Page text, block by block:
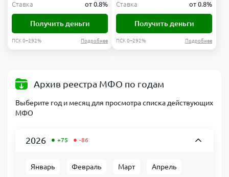
Ставка
от 0.8%
Получить деньги
ПСК 0–292% Подробнее
Ставка
от 0.8%
Получить деньги
ПСК 0–292% Подробнее
Архив реестра МФО по годам
Выберите год и месяц для просмотра списка действующих
МФО
2026 • +75 • -86
Январь Февраль Март Апрель